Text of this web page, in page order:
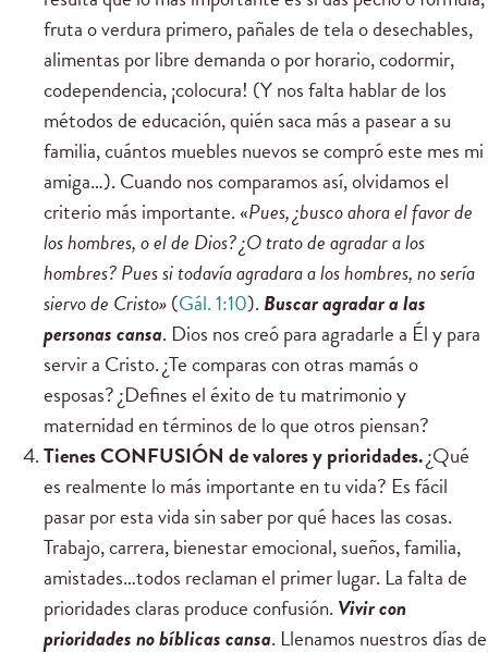
fruta o verdura primero, pañales de tela o desechables,
alimentas por libre demanda o por horario, codormir,
codependencia, ¡colocura! (Y nos falta hablar de los
métodos de educación, quién saca más a pasear a su
familia, cuántos muebles nuevos se compró este mes mi
amiga…). Cuando nos comparamos así, olvidamos el
criterio más importante. «Pues, ¿busco ahora el favor de
los hombres, o el de Dios? ¿O trato de agradar a los
hombres? Pues si todavía agradara a los hombres, no sería
siervo de Cristo»(Gál. 1:10). Buscar agradar a las
personascansa. Dios nos creó para agradarle a Él y para
servir a Cristo. ¿Te comparas con otras mamás o
esposas? ¿Defines el éxito de tu matrimonio y
maternidad en términos de lo que otros piensan?
Tienes CONFUSIÓN de valores y prioridades.¿Qué
es realmente lo más importante en tu vida? Es fácil
pasar por esta vida sin saber por qué haces las cosas.
Trabajo, carrera, bienestar emocional, sueños, familia,
amistades…todos reclaman el primer lugar. La falta de
prioridades claras produce confusión. Vivir con
prioridades no bíblicas cansa. Llenamos nuestros días de